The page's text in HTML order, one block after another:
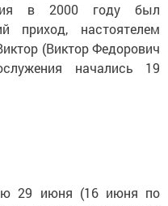
в 2000 году был
приход, настоятелем
(Виктор Федорович
начались 19
29 июня (16 июня по